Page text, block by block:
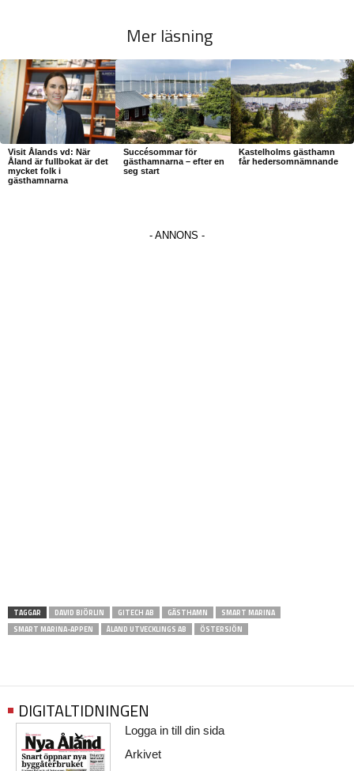
Mer läsning
Visit Ålands vd: När
Åland är fullbokat är det
mycket folk i
gästhamnarna
Succésommar för
gästhamnarna – efter en
seg start
Kastelholms gästhamn
får hedersomnämnande
TAGGAR DAVID BJÖRLIN GITECH AB GÄSTHAMN
SMART MARINA
SMART MARINA-APPEN
ÅLAND UTVECKLINGS AB ÖSTERSJÖN
DIGITALTIDNINGEN
Logga in till din sida
Arkivet